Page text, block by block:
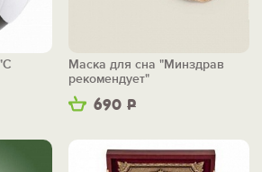
690 Р
Маска для сна "Минздрав
рекомендует"